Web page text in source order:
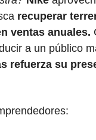
recuperar
ventas anuales.
a un público
refuerza su